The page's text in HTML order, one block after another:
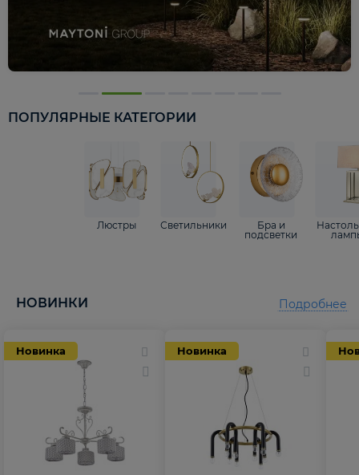
ПОПУЛЯРНЫЕ КАТЕГОРИИ
Люстры Светильники
Бра и
подсветки
НОВИНКИ
Новинка Новинка
Подробнее